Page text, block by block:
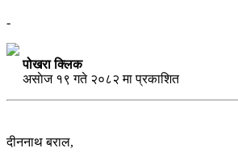
-
पोखरा क्लिक
असाेज १९ गते २०८२ मा प्रकाशित
दीननाथ बराल,